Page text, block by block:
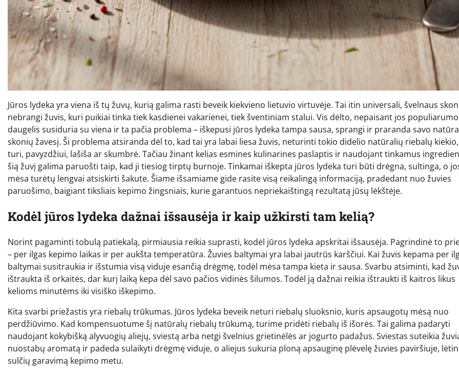
Jūros lydeka yra viena iš tų žuvų, kurią galima rasti beveik kiekvieno lietuvio virtuvėje. Tai itin universali, švelnaus
nebrangi žuvis, kuri puikiai tinka tiek kasdienei vakarienei, tiek šventiniam stalui. Vis dėlto, nepaisant jos
daugelis susiduria su viena ir ta pačia problema – iškepusi jūros lydeka tampa sausa, sprangi ir praranda savo
skonių žavesį. Ši problema atsiranda dėl to, kad tai yra labai liesa žuvis, neturinti tokio didelio natūralių riebalų
turi, pavyzdžiui, lašiša ar skumbrė. Tačiau žinant kelias esmines kulinarines paslaptis ir naudojant tinkamus
šią žuvį galima paruošti taip, kad ji tiesiog tirptų burnoje. Tinkamai iškepta jūros lydeka turi būti drėgna, sultinga, o
mėsa turėtų lengvai atsiskirti šakute. Šiame išsamiame gide rasite visą reikalingą informaciją, pradedant nuo žuvies
paruošimo, baigiant tiksliais kepimo žingsniais, kurie garantuos nepriekaištingą rezultatą jūsų lėkštėje.
Kodėl jūros lydeka dažnai išsausėja ir kaip užkirsti tam kelią?
Norint pagaminti tobulą patiekalą, pirmiausia reikia suprasti, kodėl jūros lydeka apskritai išsausėja. Pagrindinė to
– per ilgas kepimo laikas ir per aukšta temperatūra. Žuvies baltymai yra labai jautrūs karščiui. Kai žuvis kepama per
baltymai susitraukia ir išstumia visą viduje esančią drėgmę, todėl mėsa tampa kieta ir sausa. Svarbu atsiminti, kad
ištraukta iš orkaitės, dar kurį laiką kepa dėl savo pačios vidinės šilumos. Todėl ją dažnai reikia ištraukti iš kaitros likus
kelioms minutėms iki visiško iškepimo.
Kita svarbi priežastis yra riebalų trūkumas. Jūros lydeka beveik neturi riebalų sluoksnio, kuris apsaugotų mėsą nuo
perdžiūvimo. Kad kompensuotume šį natūralų riebalų trūkumą, turime pridėti riebalų iš išorės. Tai galima padaryti
naudojant kokybišką alyvuogių aliejų, sviestą arba netgi švelnius grietinėlės ar jogurto padažus. Sviestas suteikia
nuostabų aromatą ir padeda sulaikyti drėgmę viduje, o aliejus sukuria ploną apsauginę plėvelę žuvies paviršiuje,
sulčių garavimą kepimo metu.